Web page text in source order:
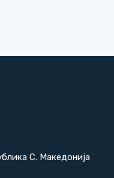
С. Македонија